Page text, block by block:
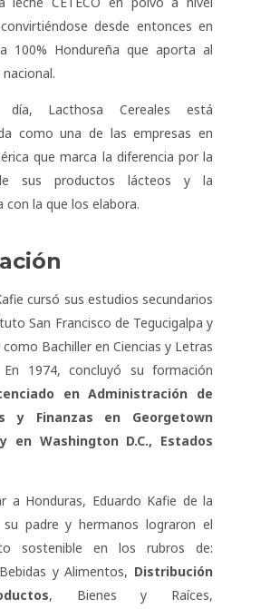
desde entonces en
100% Hondureña que aporta al
Lacthosa Cereales está
como una de las empresas en
que marca la diferencia por la
sus productos lácteos y la
con la que los elabora.
cursó sus estudios secundarios
San Francisco de Tegucigalpa y
Bachiller en Ciencias y Letras
1974, concluyó su formación
en Administración de
y Finanzas en Georgetown
en Washington D.C., Estados
a Honduras, Eduardo Kafie de la
padre y hermanos lograron el
sostenible en los rubros de:
y Alimentos, Distribución
, Bienes y Raíces,